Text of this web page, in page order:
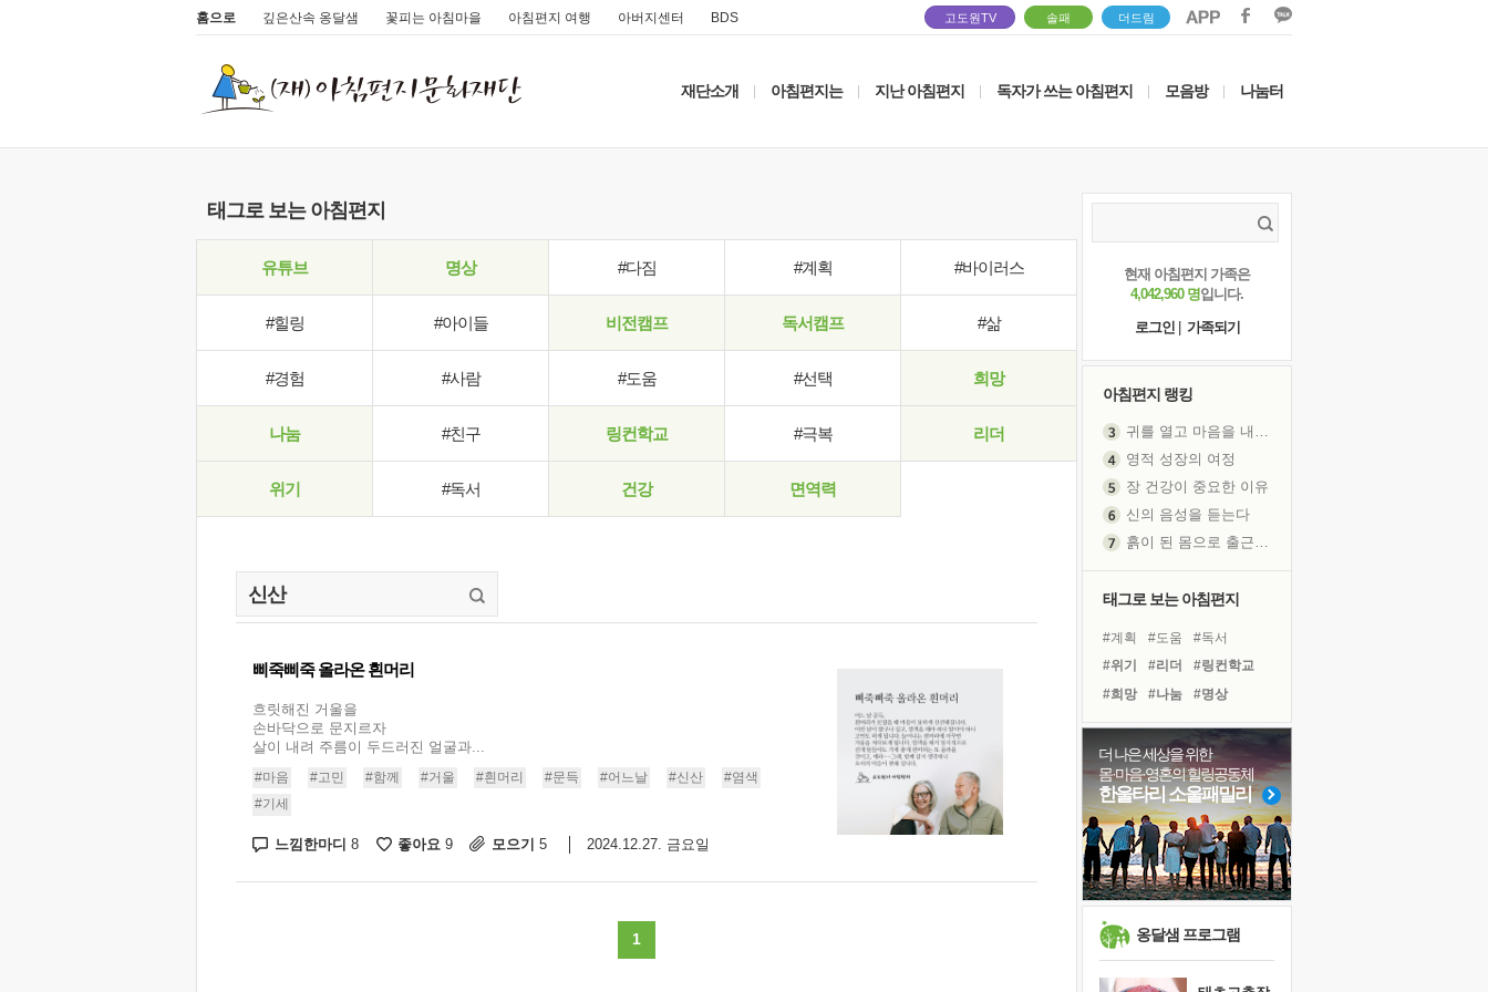
홈으로 깊은산속 옹달샘 꽃피는 아침마을 아침편지 여행 아버지센터 BDS 고도원TV 솔패 더드림
재단소개 아침편지는 지난 아침편지 독자가 쓰는 아침편지 모음방 나눔터
태그로 보는 아침편지
유튜브 명상 #다짐 #계획 #바이러스
#힐링 #아이들 비전캠프 독서캠프 #삶
#경험 #사람 #도움 #선택 희망
나눔 #친구 링컨학교 #극복 리더
위기 #독서 건강 면역력
삐죽삐죽 올라온 흰머리
흐릿해진 거울을
손바닥으로 문지르자
살이 내려 주름이 두드러진 얼굴과...
#마음 #고민 #함께 #거울 #흰머리 #문득 #어느날 #신산
#염색
#기세
느낌한마디 8 좋아요 9 모으기 5 2024.12.27. 금요일
1
현재 아침편지 가족은
4,042,960 명입니다.
로그인
가족되기
아침편지 랭킹
귀를 열고 마음을 내어주고
영적 성장의 여정
장 건강이 중요한 이유
신의 음성을 듣는다
흙이 된 몸으로 출근하는 여자
졸업식 사진을 보며
극심한 변비, 어깨결림, 수면 장애
보고 싶은 어머니
마음이 멈춰 버린 곳
유년 시절의 부산 영도 바다
못된 꼰대들
희망이란
'모른다'는 것
태그로 보는 아침편지
#계획 #도움
#독서
#위기
#리더
#링컨학교
#희망
#나눔
#명상
#건강
#비전캠프
#유튜브
#사람
#선택
#힐링
#아이들
#바이러스
#극복
#독서캠프
#경험 #친구
더 나은 세상을 위한
몸·마음·영혼의 힐링공동체
한울타리 소울패밀리
옹달샘 프로그램